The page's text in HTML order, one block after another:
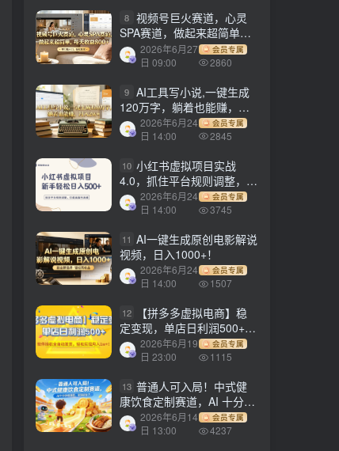
8 视频号巨火赛道，心灵
SPA赛道，做起来超简单，
每天收益800+！
2026年6月27
日 09:00
会员专属
2860
9 AI工具写小说,一键生成
120万字，躺着也能赚，月
入2w+！2026年6月24
日 14:00
会员专属
2845
10 小红书虚拟项目实战
4.0，抓住平台规则调整，单
店日入500+！
2026年6月24
日 14:00
会员专属
3745
11 AI一键生成原创电影解说
视频，日入1000+！
2026年6月24
日 14:00
会员专属
1507
12
【拼多多虚拟电商】稳
定变现，单店日利润500+，
软件挂机全自动发货，轻松
实现月入1w+！
2026年6月19
日 23:00
会员专属
1115
13 普通人可入局！中式健
康饮食定制赛道，AI 十分钟
做爆款，变现超给力
2026年6月14
日 13:00
会员专属
4237